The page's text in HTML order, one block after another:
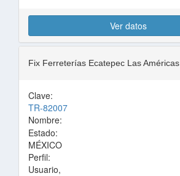
Ver datos
Fix Ferreterías Ecatepec Las Américas
Clave:
TR-82007
Nombre:
Estado:
MÉXICO
Perfil:
Usuario,